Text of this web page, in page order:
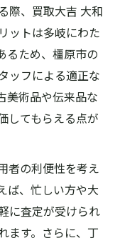
際、買取大吉 大和
ットは多岐にわた
るため、橿原市の
ッフによる適正な
美術品や伝来品な
してもらえる点が
者の利便性を考え
ば、忙しい方や大
に査定が受けられ
ます。さらに、丁